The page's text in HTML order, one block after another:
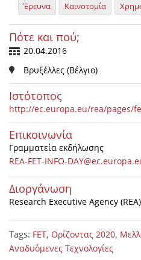
Έρευνα Καινοτομία
Πότε και πού;
20.04.2016
Βρυξέλλες (Βέλγιο)
Ιστότοπος
http://ec.europa.eu/rea/pages/
Επικοινωνία
Γραμματεία εκδήλωσης
REA-FET-INFO-
Διοργάνωση
Research Executive Agency (REA)
Tags: FET, Ορίζοντας 2020,
Αναδυόμενες Τεχνολογίες